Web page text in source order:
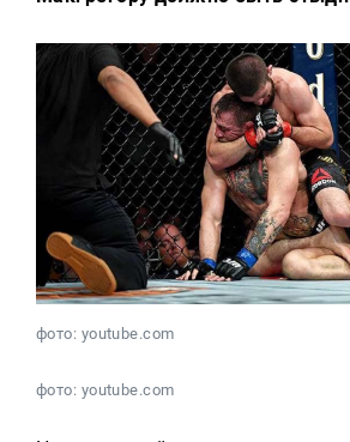
фото: youtube.com
фото: youtube.com